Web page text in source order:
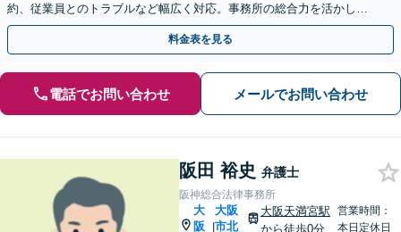
約、従業員とのトラブルなど幅広く対応。事務所の総合力を活かし解
決を目指します。【初回面談無料】【顧問契約可】
料金表を見る
電話でお問い合わせ メールでお問い合わせ
阪田 裕史 弁護士
阪神総合法律事務所
大
阪
|
大阪
市北
大阪天満宮駅
から徒歩0分
営業時間：
本日定休日